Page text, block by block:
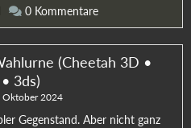
0 Kommentare
(Cheetah 3D •
3ds)
Oktober 2024
Gegenstand. Aber nicht ganz